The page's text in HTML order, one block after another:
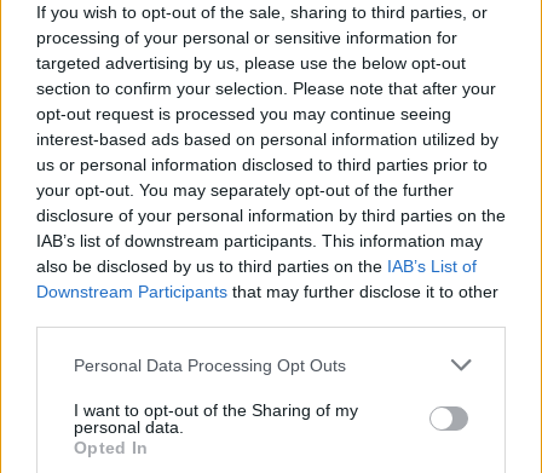
If you wish to opt-out of the sale, sharing to third parties, or
processing of your personal or sensitive information for
targeted advertising by us, please use the below opt-out
section to confirm your selection. Please note that after your
opt-out request is processed you may continue seeing
interest-based ads based on personal information utilized by
us or personal information disclosed to third parties prior to
your opt-out. You may separately opt-out of the further
disclosure of your personal information by third parties on the
IAB’s list of downstream participants. This information may
also be disclosed by us to third parties on the IAB’s List of
Downstream Participants that may further disclose it to other
Please note that this website/app uses one or more Google
not limited to your visit or usage behaviour. You may click to
grant or deny consent to Google and its third-party tags to
use your data for below specified purposes in below Google
Personal Data Processing Opt Outs
I want to opt-out of the Sharing of my
personal data.
Opted In
tradizioni.
Infine, non può mancare un dolce speciale, il Soffio
d’Inverno, un dessert che racchiude la delicatezza
e il calore delle tradizioni culinarie. Questo dolce
rappresenta un finale perfetto per un viaggio
gastronomico che celebra non solo il cibo, ma
anche la convivialità e la passione per la cucina.
Martina Marchesi
Martina Marchesi ha guidato la squadra che
ha coperto il piano urbanistico di Firenze,